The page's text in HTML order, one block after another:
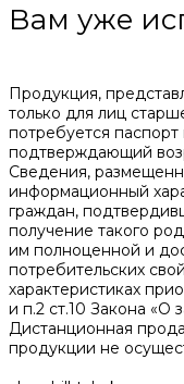
Вам уже
Продукция,
только для лиц
потребуется
подтверждающий
Сведения,
информационный
граждан,
получение такого
им полноценной и
потребительских
характеристиках
и п.2 ст.10 Закона «О
Дистанционная
продукции не